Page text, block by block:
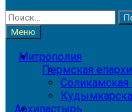
Найти:
Меню
Митрополия
Пермская
Соликамская
Архипастырь